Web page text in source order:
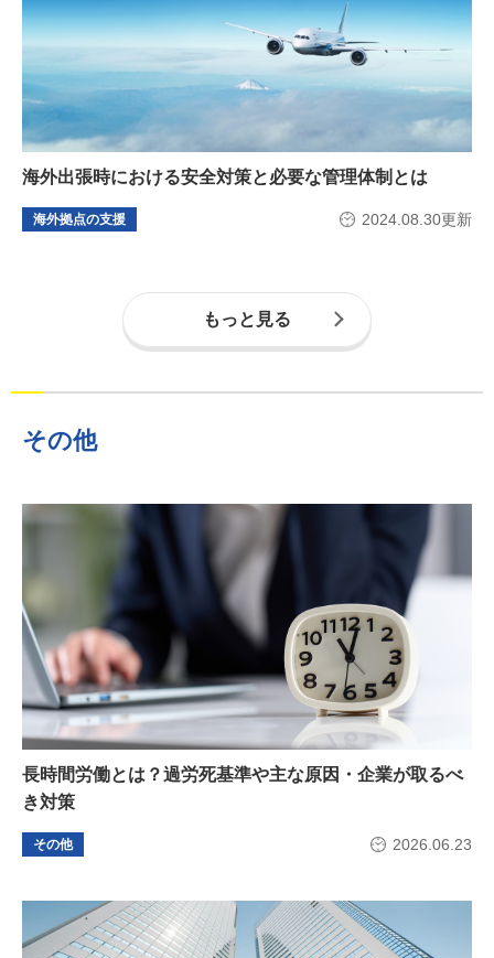
海外出張時における安全対策と必要な管理体制とは
海外拠点の支援 2024.08.30更新
もっと見る
その他
長時間労働とは？過労死基準や主な原因・企業が取るべ
き対策
その他 2026.06.23